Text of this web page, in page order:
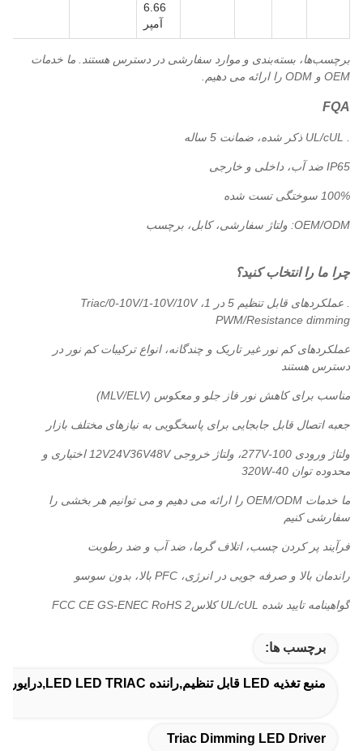
6.66
آمپر
برچسب‌ها، بسته‌بندی و موارد سفارشی در دسترس هستند. ما خدمات
OEM و ODM را ارائه می دهیم.
FQA
. UL/cUL ذکر شده، ضمانت 5 ساله
IP65 ضد آب، داخلی و خارجی
100% سوختگی تست شده
OEM/ODM: ولتاژ سفارشی، کابل، برچسب
چرا ما را انتخاب کنید؟
. عملکردهای قابل تنظیم 5 در 1، Triac/0-10V/1-10V/10V
PWM/Resistance dimming
عملکردهای کم نور غیر تاریک و چندگانه، انواع ترکیبات کم نور در
دسترس هستند
مناسب برای کاهش نور فاز جلو و معکوس (MLV/ELV)
جعبه اتصال قابل جابجایی برای پاسخگویی به نیازهای مختلف بازار
ولتاژ ورودی 100-277V، ولتاژ خروجی 12V24V36V48V اختیاری و
محدوده توان 40-320W
ما خدمات OEM/ODM را ارائه می دهیم و می توانیم هر بخشی را
سفارشی کنیم
فرآیند پر کردن چسب، اتلاف گرما، ضد آب و ضد رطوبت
راندمان بالا و صرفه جویی در انرژی، PFC بالا، بدون سوسو
گواهینامه تایید شده UL/cUL کلاس2 FCC CE GS-ENEC RoHS
برچسب ها:
منبع تغذیه LED قابل تنظیم,راننده LED LED TRIAC,درایور LED فضای باز
Triac Dimming LED Driver